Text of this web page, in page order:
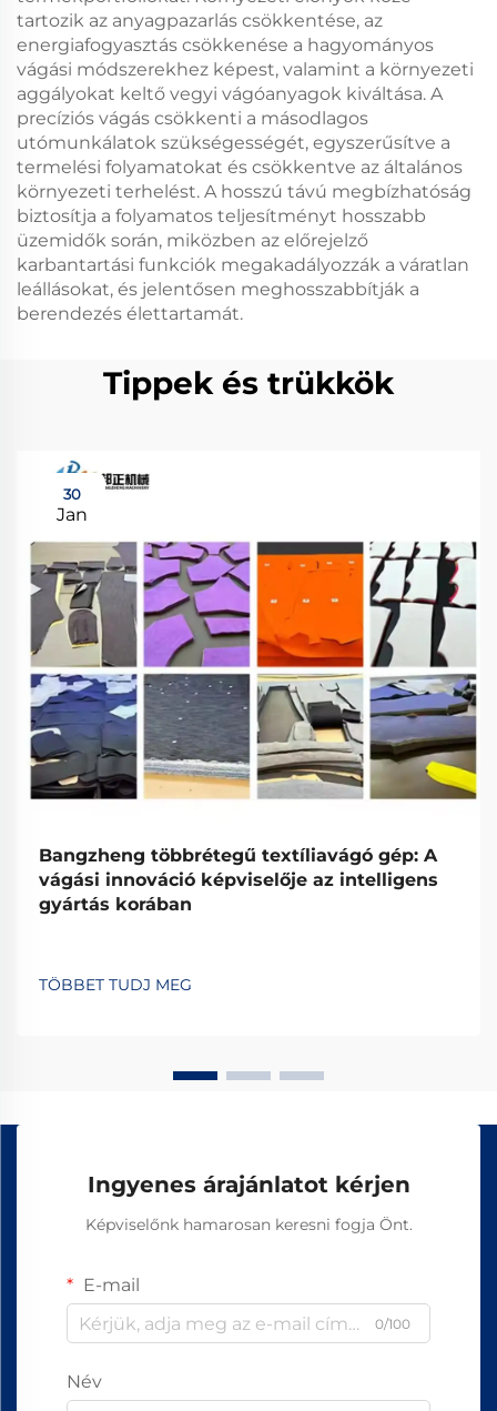
tartozik az anyagpazarlás csökkentése, az
energiafogyasztás csökkenése a hagyományos
vágási módszerekhez képest, valamint a környezeti
aggályokat keltő vegyi vágóanyagok kiváltása. A
precíziós vágás csökkenti a másodlagos
utómunkálatok szükségességét, egyszerűsítve a
termelési folyamatokat és csökkentve az általános
környezeti terhelést. A hosszú távú megbízhatóság
biztosítja a folyamatos teljesítményt hosszabb
üzemidők során, miközben az előrejelző
karbantartási funkciók megakadályozzák a váratlan
leállásokat, és jelentősen meghosszabbítják a
berendezés élettartamát.
Tippek és trükkök
30
Jan
Bangzheng többrétegű textíliavágó gép: A
vágási innováció képviselője az intelligens
gyártás korában
TÖBBET TUDJ MEG
Ingyenes árajánlatot kérjen
Képviselőnk hamarosan keresni fogja Önt.
E-mail
0/100
Név